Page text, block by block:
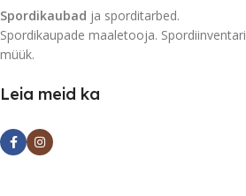
Spordikaubad ja sporditarbed.
Spordikaupade maaletooja. Spordiinventari
müük.
Leia meid ka